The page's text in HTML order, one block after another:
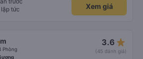
nghiệm tốt. Mỗi giường đều có gối và chăn, và đủ
trẻ em nằm thoải mái.
tức
Xem giá
Phòng
3.6 star_rate
(45 đánh giá)